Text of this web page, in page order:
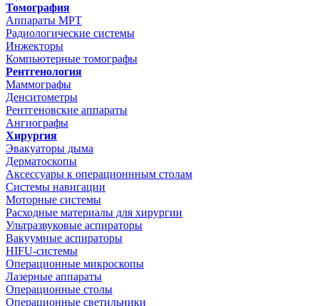
Томография
Аппараты МРТ
Радиологические системы
Инжекторы
Компьютерные томографы
Рентгенология
Маммографы
Денситометры
Рентгеновские аппараты
Ангиографы
Хирургия
Эвакуаторы дыма
Дерматоскопы
Аксессуары к операционнным столам
Системы навигации
Моторные системы
Расходные материалы для хирургии
Ультразвуковые аспираторы
Вакуумные аспираторы
HIFU-системы
Операционные микроскопы
Лазерные аппараты
Операционные столы
Операционные светильники